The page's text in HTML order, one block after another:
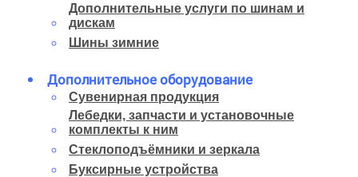
Дополнительные услуги по шинам и
дискам
Шины зимние
Дополнительное оборудование
Сувенирная продукция
Лебедки, запчасти и установочные
комплекты к ним
Стеклоподъёмники и зеркала
Буксирные устройства